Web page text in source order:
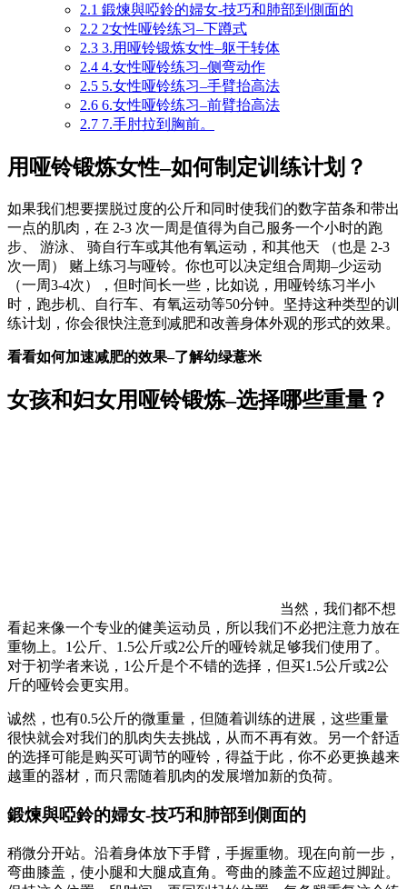
2.1 鍛煉與啞鈴的婦女-技巧和肺部到側面的
2.2 2女性哑铃练习–下蹲式
2.3 3.用哑铃锻炼女性–躯干转体
2.4 4.女性哑铃练习–侧弯动作
2.5 5.女性哑铃练习–手臂抬高法
2.6 6.女性哑铃练习–前臂抬高法
2.7 7.手肘拉到胸前。
用哑铃锻炼女性–如何制定训练计划？
如果我们想要摆脱过度的公斤和同时使我们的数字苗条和带出
一点的肌肉，在 2-3 次一周是值得为自己服务一个小时的跑
步、 游泳、 骑自行车或其他有氧运动，和其他天 （也是 2-3
次一周） 赌上练习与哑铃。你也可以决定组合周期–少运动
（一周3-4次），但时间长一些，比如说，用哑铃练习半小
时，跑步机、自行车、有氧运动等50分钟。坚持这种类型的训
练计划，你会很快注意到减肥和改善身体外观的形式的效果。
看看如何加速减肥的效果–了解幼绿薏米
女孩和妇女用哑铃锻炼–选择哪些重量？
当然，我们都不想
看起来像一个专业的健美运动员，所以我们不必把注意力放在
重物上。1公斤、1.5公斤或2公斤的哑铃就足够我们使用了。
对于初学者来说，1公斤是个不错的选择，但买1.5公斤或2公
斤的哑铃会更实用。
诚然，也有0.5公斤的微重量，但随着训练的进展，这些重量
很快就会对我们的肌肉失去挑战，从而不再有效。另一个舒适
的选择可能是购买可调节的哑铃，得益于此，你不必更换越来
越重的器材，而只需随着肌肉的发展增加新的负荷。
鍛煉與啞鈴的婦女-技巧和肺部到側面的
稍微分开站。沿着身体放下手臂，手握重物。现在向前一步，
弯曲膝盖，使小腿和大腿成直角。弯曲的膝盖不应超过脚趾。